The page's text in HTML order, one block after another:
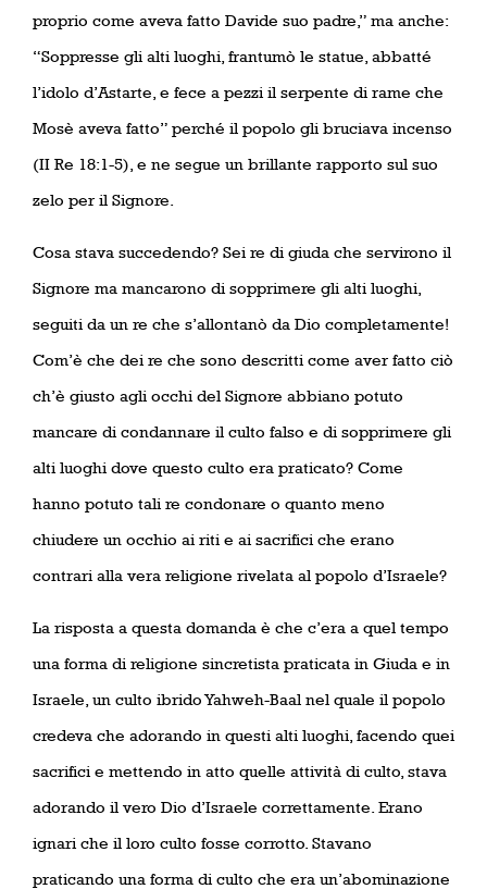
proprio come aveva fatto Davide suo padre,” ma anche:
“Soppresse gli alti luoghi, frantumò le statue, abbatté
l’idolo d’Astarte, e fece a pezzi il serpente di rame che
Mosè aveva fatto” perché il popolo gli bruciava incenso
(II Re 18:1-5), e ne segue un brillante rapporto sul suo
zelo per il Signore.
Cosa stava succedendo? Sei re di giuda che servirono il
Signore ma mancarono di sopprimere gli alti luoghi,
seguiti da un re che s’allontanò da Dio completamente!
Com’è che dei re che sono descritti come aver fatto ciò
ch’è giusto agli occhi del Signore abbiano potuto
mancare di condannare il culto falso e di sopprimere gli
alti luoghi dove questo culto era praticato? Come
hanno potuto tali re condonare o quanto meno
chiudere un occhio ai riti e ai sacrifici che erano
contrari alla vera religione rivelata al popolo d’Israele?
La risposta a questa domanda è che c’era a quel tempo
una forma di religione sincretista praticata in Giuda e in
Israele, un culto ibrido Yahweh-Baal nel quale il popolo
credeva che adorando in questi alti luoghi, facendo quei
sacrifici e mettendo in atto quelle attività di culto, stava
adorando il vero Dio d’Israele correttamente. Erano
ignari che il loro culto fosse corrotto. Stavano
praticando una forma di culto che era un’abominazione